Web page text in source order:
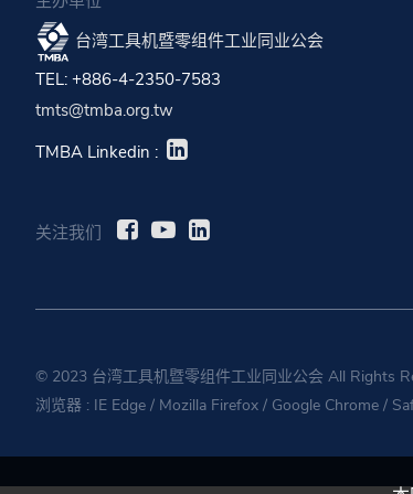
台湾工具机暨零组件工业同业公会
TEL: +886-4-2350-7583
tmts@tmba.org.tw
TMBA Linkedin :
关注我们
© 2023 台湾工具机暨零组件工业同业公会 All Rights
浏览器 : IE Edge / Mozilla Firefox / Google Chrome /